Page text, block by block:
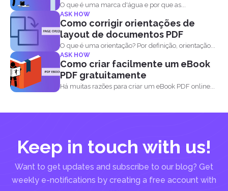
O que é uma marca d'água e por que as...
ASK HOW
Como corrigir orientações de
layout de documentos PDF
O que é uma orientação? Por definição, orientação...
ASK HOW
Como criar facilmente um eBook
PDF gratuitamente
Há muitas razões para criar um eBook PDF online...
Keep in touch with us!
Want to get updates and subscribe to our blog? Get
weekly e-notifications by creating a free account with